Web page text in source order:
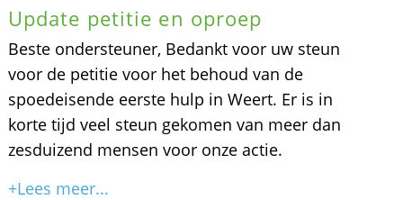
Update petitie en oproep
Beste ondersteuner, Bedankt voor uw steun
voor de petitie voor het behoud van de
spoedeisende eerste hulp in Weert. Er is in
korte tijd veel steun gekomen van meer dan
zesduizend mensen voor onze actie.
+Lees meer...